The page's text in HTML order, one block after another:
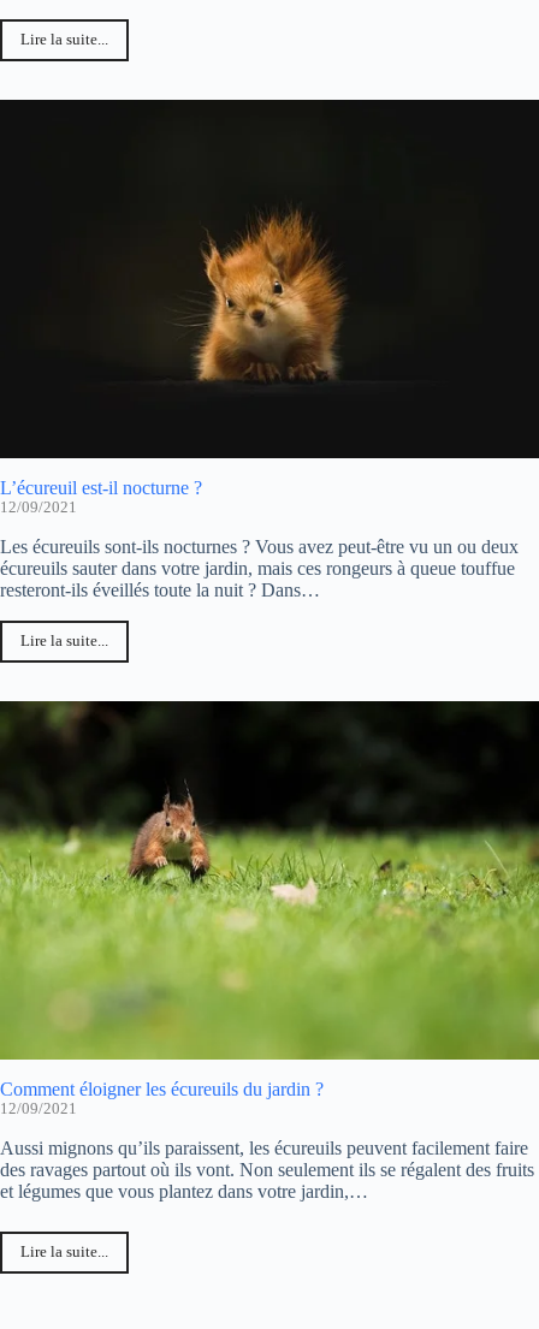
Lire la suite...
L’écureuil est-il nocturne ?
12/09/2021
Les écureuils sont-ils nocturnes ? Vous avez peut-être vu un ou deux
écureuils sauter dans votre jardin, mais ces rongeurs à queue touffue
resteront-ils éveillés toute la nuit ? Dans…
Lire la suite...
Comment éloigner les écureuils du jardin ?
12/09/2021
Aussi mignons qu’ils paraissent, les écureuils peuvent facilement faire
des ravages partout où ils vont. Non seulement ils se régalent des fruits
et légumes que vous plantez dans votre jardin,…
Lire la suite...